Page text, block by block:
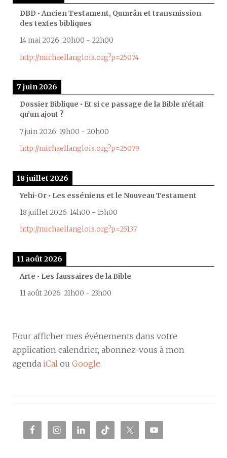
DBD • Ancien Testament, Qumrân et transmission
des textes bibliques
14 mai 2026 20h00 - 22h00
http://michaellanglois.org?p=25074
7 juin 2026
Dossier Biblique • Et si ce passage de la Bible n’était
qu’un ajout ?
7 juin 2026 19h00 - 20h00
http://michaellanglois.org?p=25079
18 juillet 2026
Yehi-Or • Les esséniens et le Nouveau Testament
18 juillet 2026 14h00 - 15h00
http://michaellanglois.org?p=25137
11 août 2026
Arte • Les faussaires de la Bible
11 août 2026 21h00 - 23h00
Pour afficher mes événements dans votre
application calendrier, abonnez-vous à mon
agenda iCal ou Google.